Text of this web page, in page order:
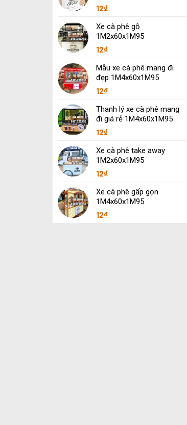
12₫
Xe cà phê gỗ
1M2x60x1M95
12₫
Mẫu xe cà phê mang đi
đẹp 1M4x60x1M95
12₫
Thanh lý xe cà phê mang
đi giá rẻ 1M4x60x1M95
12₫
Xe cà phê take away
1M2x60x1M95
12₫
Xe cà phê gấp gọn
1M4x60x1M95
12₫